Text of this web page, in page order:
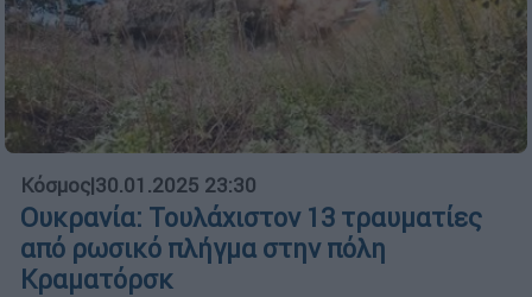
Κόσμος|30.01.2025 23:30
Ουκρανία: Τουλάχιστον 13 τραυματίες
από ρωσικό πλήγμα στην πόλη
Κραματόρσκ